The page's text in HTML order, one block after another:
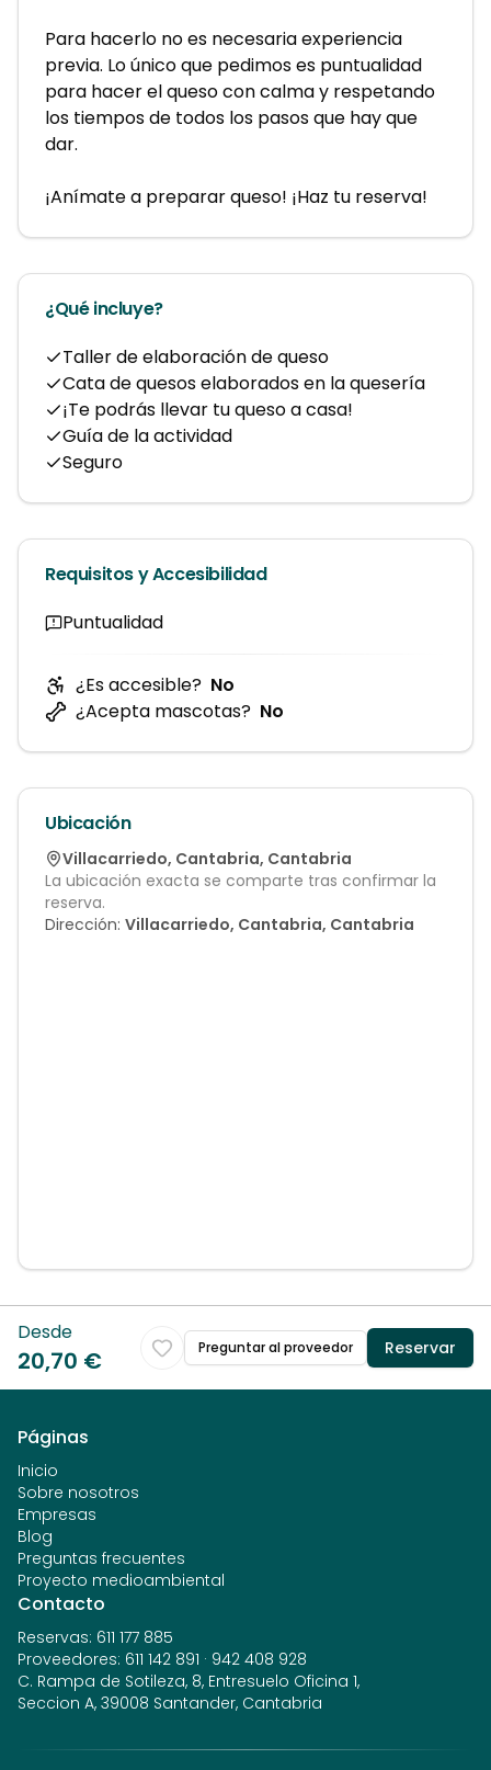
Para hacerlo no es necesaria experiencia
previa. Lo único que pedimos es puntualidad
para hacer el queso con calma y respetando
los tiempos de todos los pasos que hay que
dar.
¡Anímate a preparar queso! ¡Haz tu reserva!
¿Qué incluye?
Taller de elaboración de queso
Cata de quesos elaborados en la quesería
¡Te podrás llevar tu queso a casa!
Guía de la actividad
Seguro
Requisitos y Accesibilidad
Puntualidad
¿Es accesible? No
¿Acepta mascotas? No
Ubicación
Villacarriedo, Cantabria, Cantabria
La ubicación exacta se comparte tras confirmar la
reserva.
Dirección: Villacarriedo, Cantabria, Cantabria
Desde
20,70 € Preguntar al proveedor Reservar
Páginas
Inicio
Sobre nosotros
Empresas
Blog
Preguntas frecuentes
Proyecto medioambiental
Contacto
Reservas: 611 177 885
Proveedores: 611 142 891 · 942 408 928
C. Rampa de Sotileza, 8, Entresuelo Oficina 1,
Seccion A, 39008 Santander, Cantabria